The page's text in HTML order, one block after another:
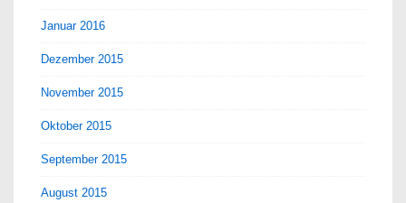
Januar 2016
Dezember 2015
November 2015
Oktober 2015
September 2015
August 2015